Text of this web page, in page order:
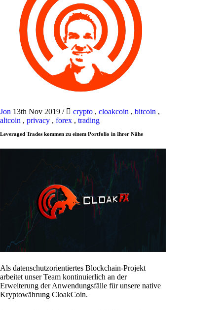
Jon 13th Nov 2019 / crypto , cloakcoin , bitcoin ,
altcoin , privacy , forex , trading
Leveraged Trades kommen zu einem Portfolio in Ihrer Nähe
Als datenschutzorientiertes Blockchain-Projekt
arbeitet unser Team kontinuierlich an der
Erweiterung der Anwendungsfälle für unsere native
Kryptowährung CloakCoin.